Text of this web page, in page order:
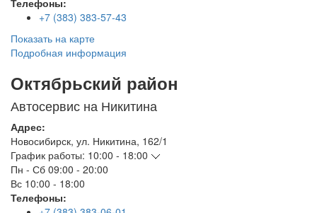
Телефоны:
+7 (383) 383-57-43
Показать на карте
Подробная информация
Октябрьский район
Автосервис на Никитина
Адрес:
Новосибирск, ул. Никитина, 162/1
График работы: 10:00 - 18:00
Пн - Сб 09:00 - 20:00
Вс 10:00 - 18:00
Телефоны: